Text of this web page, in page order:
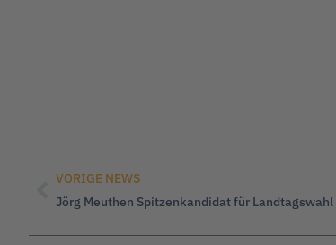
VORIGE NEWS
Jörg Meuthen Spitzenkandidat für